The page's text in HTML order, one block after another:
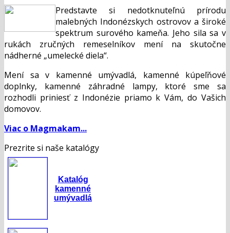
Predstavte si nedotknuteľnú prírodu
malebných Indonézskych ostrovov a široké
spektrum surového kameňa. Jeho sila sa v
rukách zručných remeselníkov mení na skutočne
nádherné „umelecké diela“.
Mení sa v kamenné umývadlá, kamenné kúpeľňové
doplnky, kamenné záhradné lampy, ktoré sme sa
rozhodli priniesť z Indonézie priamo k Vám, do Vašich
domovov.
Viac o Magmakam...
Prezrite si naše katalógy
Katalóg
kamenné
umývadlá